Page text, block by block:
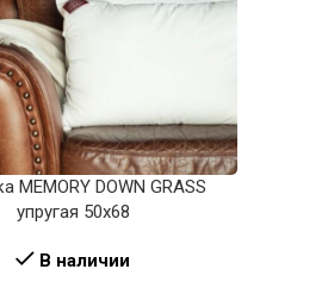
MEMORY DOWN GRASS
упругая 50х68
В наличии